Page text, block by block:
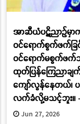
အာဆီယံပဋိညာဉ်မှာ
ဝင်ရောက်စွက်ဖက်ခြ
ဝင်ရောက်မစွက်ဖ
ထုတ်ပြန်ကြေညာခ
ကျော်လွန်နေတယ်၊
လက်ခံလို့မသင့်ဘူး။ -
Jun 27, 2026